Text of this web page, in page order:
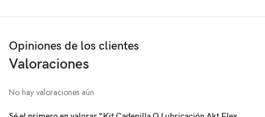
Opiniones de los clientes
Valoraciones
No hay valoraciones aún.